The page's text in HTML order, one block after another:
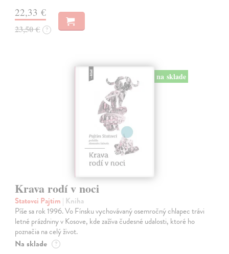
22,33 €
23,50 € ?
na sklade
Krava rodí v noci
Statovci Pajtim | Kniha
Píše sa rok 1996. Vo Fínsku vychovávaný osemročný chlapec trávi
letné prázdniny v Kosove, kde zažíva čudesné udalosti, ktoré ho
poznačia na celý život.
Na sklade ?